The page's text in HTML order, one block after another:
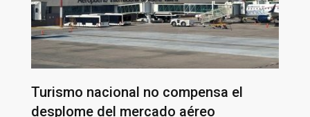
Turismo nacional no compensa el
desplome del mercado aéreo